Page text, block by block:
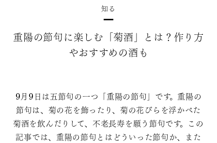
知る
重陽の節句に楽しむ「菊酒」とは？作り方
やおすすめの酒も
9月9日は五節句の一つ「重陽の節句」です。重陽の
節句は、菊の花を飾ったり、菊の花びらを浮かべた
菊酒を飲んだりして、不老長寿を願う節句です。この
記事では、重陽の節句とはどういった節句か、また